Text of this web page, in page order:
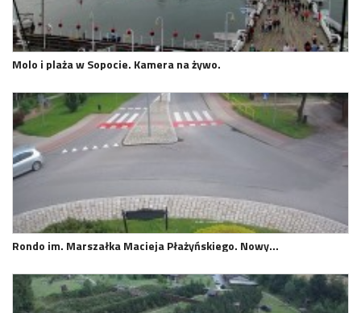
Molo i plaża w Sopocie. Kamera na żywo.
Rondo im. Marszałka Macieja Płażyńskiego. Nowy…